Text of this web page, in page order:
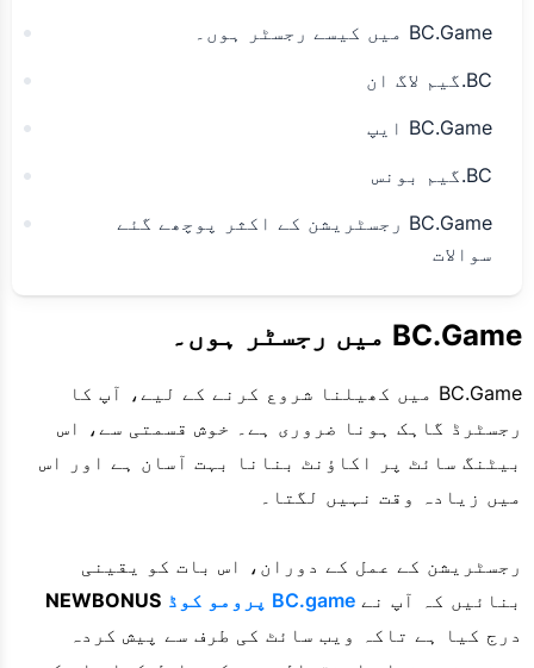
BC.Game میں کیسے رجسٹر ہوں۔
BC.گیم لاگ ان
BC.Game ایپ
BC.گیم بونس
BC.Game رجسٹریشن کے اکثر پوچھے گئے
سوالات
BC.Game میں رجسٹر ہوں۔
BC.Game میں کھیلنا شروع کرنے کے لیے، آپ کا
رجسٹرڈ گاہک ہونا ضروری ہے۔ خوش قسمتی سے، اس
بیٹنگ سائٹ پر اکاؤنٹ بنانا بہت آسان ہے اور اس
میں زیادہ وقت نہیں لگتا۔
رجسٹریشن کے عمل کے دوران، اس بات کو یقینی
بنائیں کہ آپ نے BC.game پرومو کوڈ
NEWBONUS
درج کیا ہے تاکہ ویب سائٹ کی طرف سے پیش کردہ